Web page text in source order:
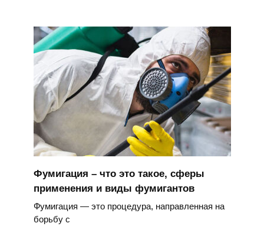
Фумигация – что это такое, сферы
применения и виды фумигантов
Фумигация — это процедура, направленная на
борьбу с